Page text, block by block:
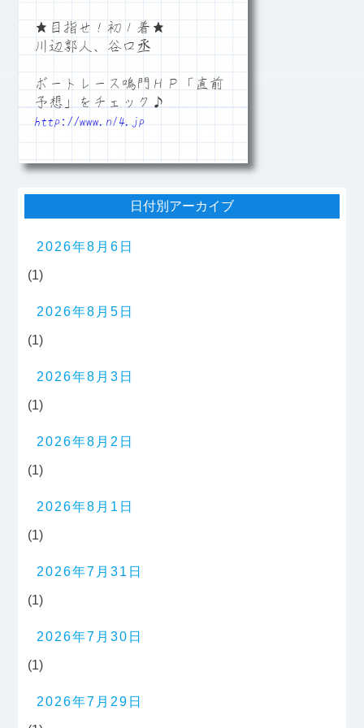
★目指せ！初１着★
川辺郭人、谷口丞
ボートレース鳴門ＨＰ「直前
予想」をチェック♪
http://www.n14.jp
日付別アーカイブ
2026年8月6日
(1)
2026年8月5日
(1)
2026年8月3日
(1)
2026年8月2日
(1)
2026年8月1日
(1)
2026年7月31日
(1)
2026年7月30日
(1)
2026年7月29日